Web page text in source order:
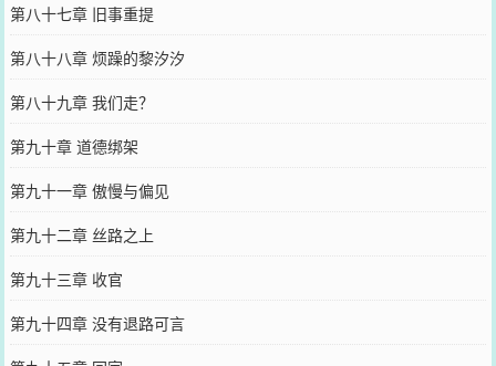
第八十七章 旧事重提
第八十八章 烦躁的黎汐汐
第八十九章 我们走？
第九十章 道德绑架
第九十一章 傲慢与偏见
第九十二章 丝路之上
第九十三章 收官
第九十四章 没有退路可言